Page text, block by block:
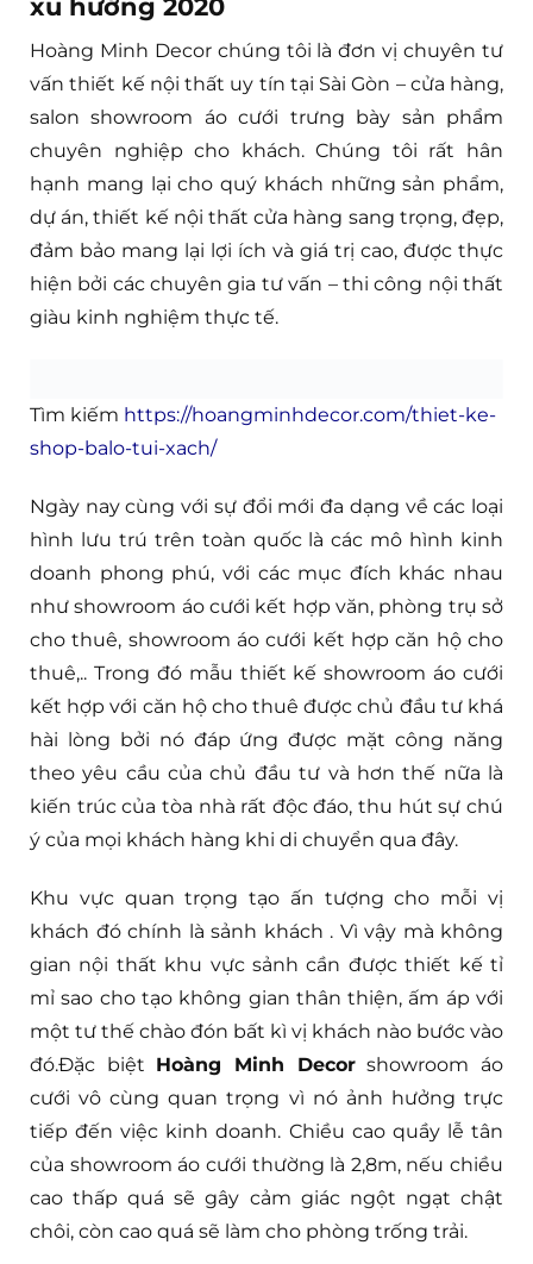
hoàn toàn có thể giúp quý khách có một không
gian độc đáo, mới lạ mà không kém phần quan
trọng. Chúng tôi luôn tâm niệm rằng một người
thông thái là một người luôn biết tôn vinh cái
đẹp.
Đơn giá thi công showroom áo cưới
xu hướng 2020
Hoàng Minh Decor chúng tôi là đơn vị chuyên tư
vấn thiết kế nội thất uy tín tại Sài Gòn – cửa hàng,
hạnh mang lại cho quý khách những sản phẩm,
dự án, thiết kế nội thất cửa hàng sang trọng, đẹp,
hiện bởi các chuyên gia tư vấn – thi công nội thất
giàu kinh nghiệm thực tế.
Tìm kiếm https://hoangminhdecor.com/thiet-ke-
shop-balo-tui-xach/
Ngày nay cùng với sự đổi mới đa dạng về các loại
hình lưu trú trên toàn quốc là các mô hình kinh
doanh phong phú, với các mục đích khác nhau
như showroom áo cưới kết hợp văn, phòng trụ sở
cho thuê, showroom áo cưới kết hợp căn hộ cho
thuê,.. Trong đó mẫu thiết kế showroom áo cưới
kết hợp với căn hộ cho thuê được chủ đầu tư khá
hài lòng bởi nó đáp ứng được mặt công năng